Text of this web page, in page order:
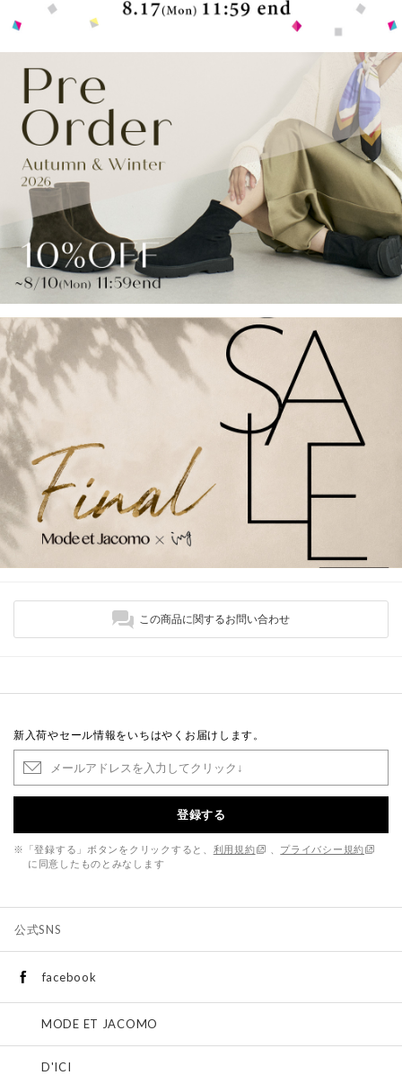
この商品に関するお問い合わせ
新入荷やセール情報をいちはやくお届けします。
登録する
※「登録する」ボタンをクリックすると、 利用規約
プライバシー規約
に同意したものとみなします
公式SNS
facebook
MODE ET JACOMO
D'ICI